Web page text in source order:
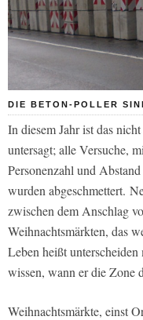
DIE BETON-POLLER
In diesem Jahr ist das
untersagt; alle Versuche,
Personenzahl und
wurden abgeschmettert.
zwischen dem Anschlag
Weihnachtsmärkten, das
Leben heißt
wissen, wann er die Zone
Weihnachtsmärkte, einst